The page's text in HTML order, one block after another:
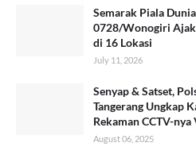
Semarak Piala
0728/Wonogiri
di 16 Lokasi
July 11, 2026
Senyap & Satset,
Tangerang Ungkap
Rekaman CCTV-
August 06, 2025